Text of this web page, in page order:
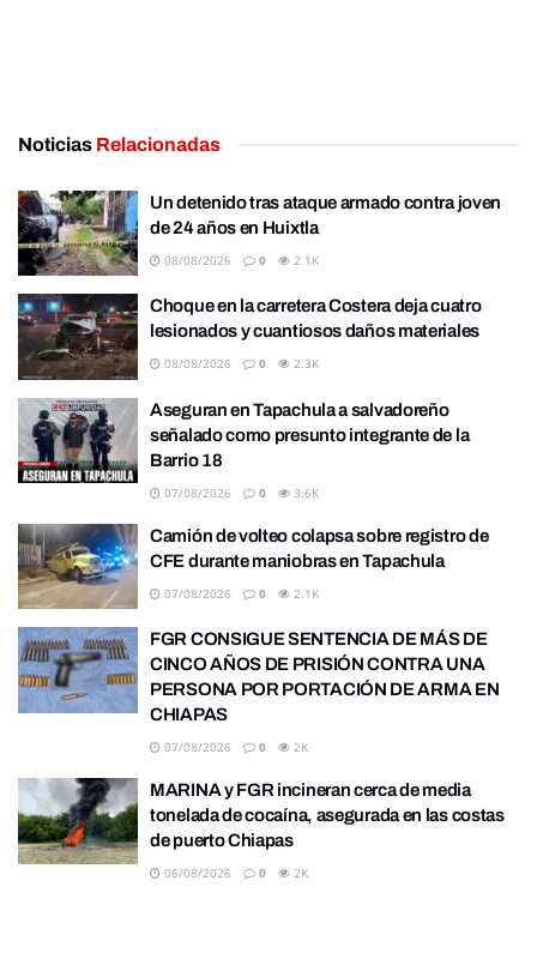
Noticias Relacionadas
Un detenido tras ataque armado contra joven
de 24 años en Huixtla
08/08/2026 0 2.1K
Choque en la carretera Costera deja cuatro
lesionados y cuantiosos daños materiales
08/08/2026 0 2.3K
Aseguran en Tapachula a salvadoreño
señalado como presunto integrante de la
Barrio 18
07/08/2026 0 3.6K
Camión de volteo colapsa sobre registro de
CFE durante maniobras en Tapachula
07/08/2026 0 2.1K
FGR CONSIGUE SENTENCIA DE MÁS DE
CINCO AÑOS DE PRISIÓN CONTRA UNA
PERSONA POR PORTACIÓN DE ARMA EN
CHIAPAS
07/08/2026 0 2K
MARINA y FGR incineran cerca de media
tonelada de cocaína, asegurada en las costas
de puerto Chiapas
06/08/2026 0 2K